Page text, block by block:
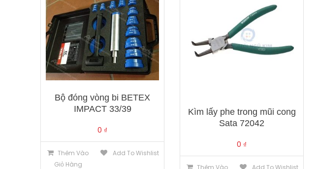
Bộ đóng vòng bi BETEX
IMPACT 33/39
0 ₫
Thêm Vào
Giỏ Hàng
Add To Wishlist
Kìm lấy phe trong mũi cong
Sata 72042
0 ₫
Thêm Vào
Add To Wishlist